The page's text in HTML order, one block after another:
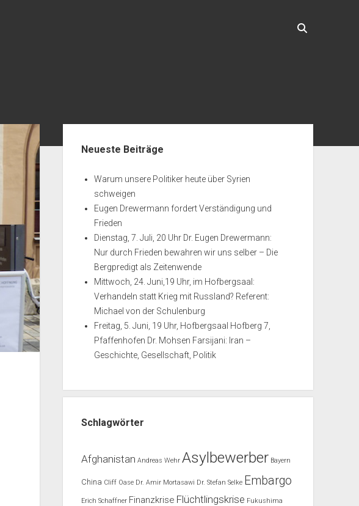
Neueste Beiträge
Warum unsere Politiker heute über Syrien
schweigen
Eugen Drewermann fordert Verständigung und
Frieden
Dienstag, 7. Juli, 20 Uhr Dr. Eugen Drewermann:
Nur durch Frieden bewahren wir uns selber – Die
Bergpredigt als Zeitenwende
Mittwoch, 24. Juni,19 Uhr, im Hofbergsaal:
Verhandeln statt Krieg mit Russland? Referent:
Michael von der Schulenburg
Freitag, 5. Juni, 19 Uhr, Hofbergsaal Hofberg 7,
Pfaffenhofen Dr. Mohsen Farsijani: Iran –
Geschichte, Gesellschaft, Politik
Schlagwörter
Afghanistan Andreas Wehr Asylbewerber Bayern
China Cliff Oase Dr. Amir Mortasawi Dr. Stefan Selke Embargo
Erich Schaffner Finanzkrise Flüchtlingskrise Fukushima